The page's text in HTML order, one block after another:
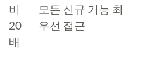
비
20
배
모든 신규 기능 최
우선 접근